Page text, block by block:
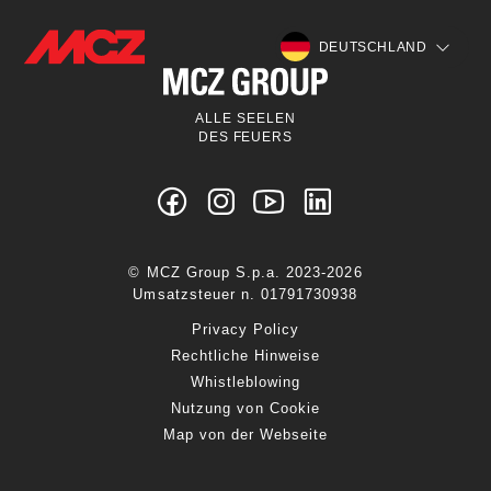
DEUTSCHLAND
ALLE SEELEN
DES FEUERS
Privacy Policy
Rechtliche Hinweise
Whistleblowing
Nutzung von Cookie
Map von der Webseite
© MCZ Group S.p.a. 2023-2026
Umsatzsteuer n. 01791730938